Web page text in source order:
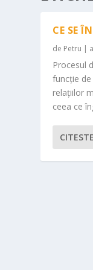
CE SE
de Petru |
Procesul
funcție
relațiilor
ceea ce